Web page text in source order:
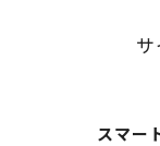
スマー